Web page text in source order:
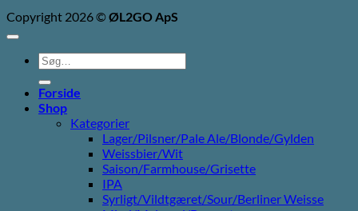
Copyright 2026 ©ØL2GO ApS
Søg
efter:
Forside
Shop
Kategorier
Lager/Pilsner/Pale Ale/Blonde/Gylden
Weissbier/Wit
Saison/Farmhouse/Grisette
IPA
Syrligt/Vildtgæret/Sour/Berliner Weisse